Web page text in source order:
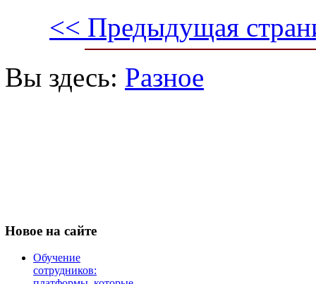
<< Предыдущая
Вы здесь: Разное
Новое на сайте
Обучение
сотрудников: